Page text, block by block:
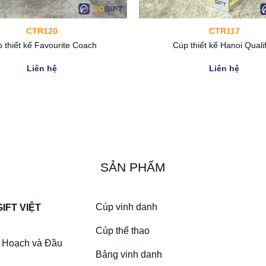
đấu. Với kiểu dáng độc lạ và tinh tế, chiếc cúp này hứa hẹn
phỏng khoảnh khắc thi đấu của vận động viên trên sân cầu
mạnh của sản phẩm. Phần thân bên dưới và đế cúp được
CTR120
thiết kế Favourite Coach
Liên hệ
CTR117
Cúp thiết kế Hanoi
Liên hệ
VIỆT
và Đầu
SẢN PHẨM
Cúp vinh danh
Cúp thể thao
Bảng vinh danh